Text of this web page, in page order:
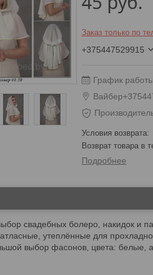
Заказ только по
+375447529915
График работы
возврат товара в
Подробнее
свадебных болеро, накидок и
утеплённые для
выбор фасонов, цвета: белые,